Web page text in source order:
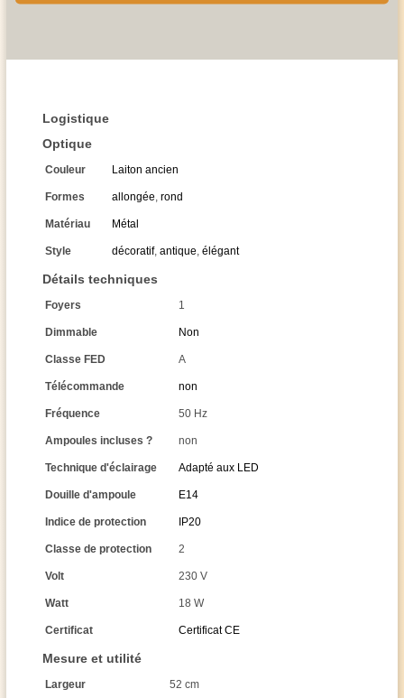
Logistique
Optique
Couleur Laiton ancien
Formes allongée, rond
Matériau Métal
Style décoratif, antique, élégant
Détails techniques
Foyers 1
Dimmable Non
Classe FED A
Télécommande non
Fréquence 50 Hz
Ampoules incluses ? non
Technique d'éclairage Adapté aux LED
Douille d'ampoule E14
Indice de protection IP20
Classe de protection 2
Volt 230 V
Watt 18 W
Certificat Certificat CE
Mesure et utilité
Largeur 52 cm